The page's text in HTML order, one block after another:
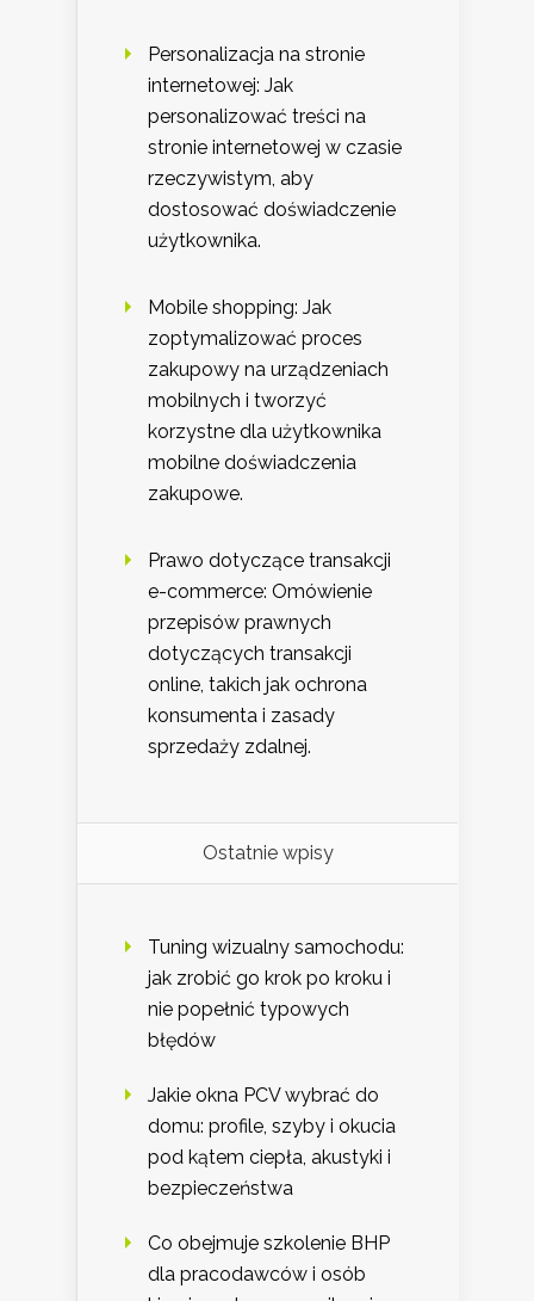
Personalizacja na stronie
internetowej: Jak
personalizować treści na
stronie internetowej w czasie
rzeczywistym, aby
dostosować doświadczenie
użytkownika.
Mobile shopping: Jak
zoptymalizować proces
zakupowy na urządzeniach
mobilnych i tworzyć
korzystne dla użytkownika
mobilne doświadczenia
zakupowe.
Prawo dotyczące transakcji
e-commerce: Omówienie
przepisów prawnych
dotyczących transakcji
online, takich jak ochrona
konsumenta i zasady
sprzedaży zdalnej.
Ostatnie wpisy
Tuning wizualny samochodu:
jak zrobić go krok po kroku i
nie popełnić typowych
błędów
Jakie okna PCV wybrać do
domu: profile, szyby i okucia
pod kątem ciepła, akustyki i
bezpieczeństwa
Co obejmuje szkolenie BHP
dla pracodawców i osób